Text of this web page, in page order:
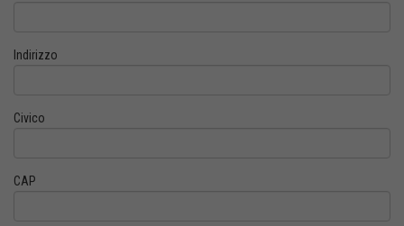
Indirizzo
Civico
CAP